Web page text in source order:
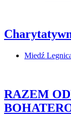
Miedź
RAZEM